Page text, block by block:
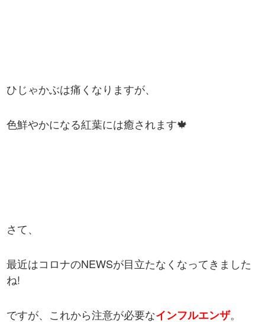
ひじゃかぶは痛くなりますが、
色鮮やかになる紅葉には癒されます🍁
さて、
最近はコロナのNEWSが目立たなくなってきました
ね!
ですが、これから注意が必要なインフルエンザ。